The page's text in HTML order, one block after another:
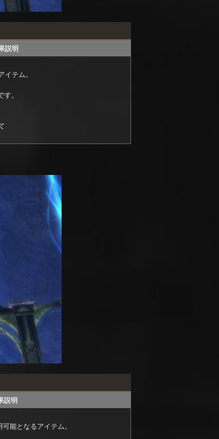
説明
テム。
。
説明
能となるアイテム。